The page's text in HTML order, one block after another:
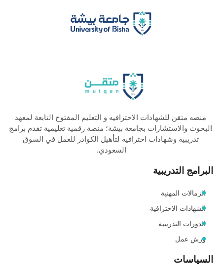
منصه متقن للشهادات الاحترافيه و التعليم المفتوح التابعة لمعهد
البحوث والاستشارات بجامعة بيشة؛ منصة رقمية تعليمية تقدم برامج
تدريبية وشهادات احترافية لتأهيل الكوادر للعمل في السوق
السعودي.
البرامج التدريبية
الزمالات المهنية
الشهادات الاحترافية
الدورات التدريبية
ورش عمل
السياسات